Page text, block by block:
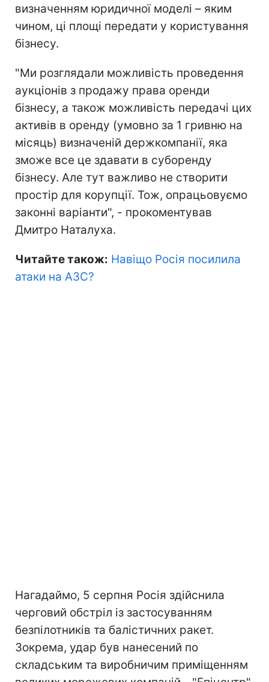
визначенням юридичної моделі – яким
чином, ці площі передати у користування
бізнесу.
"Ми розглядали можливість проведення
аукціонів з продажу права оренди
бізнесу, а також можливість передачі цих
активів в оренду (умовно за 1 гривню на
місяць) визначеній держкомпанії, яка
зможе все це здавати в суборенду
бізнесу. Але тут важливо не створити
простір для корупції. Тож, опрацьовуємо
законні варіанти", - прокоментував
Дмитро Наталуха.
Читайте також: Навіщо Росія посилила
атаки на АЗС?
Нагадаймо, 5 серпня Росія здійснила
черговий обстріл із застосуванням
безпілотників та балістичних ракет.
Зокрема, удар був нанесений по
складським та виробничим приміщенням